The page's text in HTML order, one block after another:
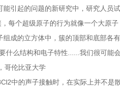
能引起的问题的新研究中，研究人员
，每个超级原子的行为就像一个大原
组成的立方体中，簇的顶部和底部各有
什么结构和电子特性......我们很可能
伦比亚大学
中的声子接触时，在实际上并不是